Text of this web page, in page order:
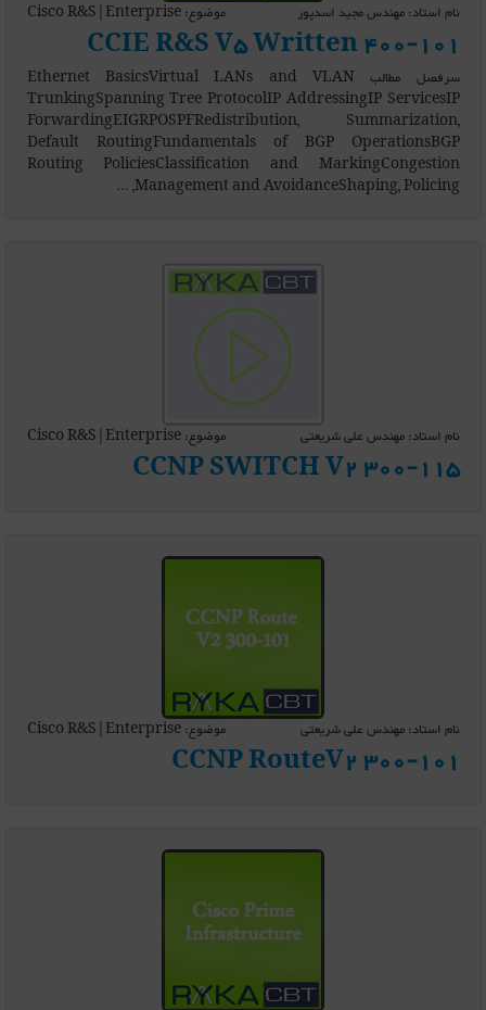
نام استاد: مهندس مجید اسدپور موضوع: Cisco R&S|Enterprise
CCIE R&S V5 Written 400-101
سرفصل مطالب Ethernet BasicsVirtual LANs and VLAN
TrunkingSpanning Tree ProtocolIP AddressingIP ServicesIP
ForwardingEIGRPOSPFRedistribution, Summarization,
Default RoutingFundamentals of BGP OperationsBGP
Routing PoliciesClassification and MarkingCongestion
Management and AvoidanceShaping, Policing, ...
نام استاد: مهندس علی شریعتی موضوع: Cisco R&S|Enterprise
CCNP SWITCH V2 300-115
نام استاد: مهندس علی شریعتی موضوع: Cisco R&S|Enterprise
CCNP RouteV2 300-101